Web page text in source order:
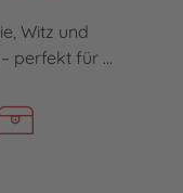
Witz und
perfekt für ...